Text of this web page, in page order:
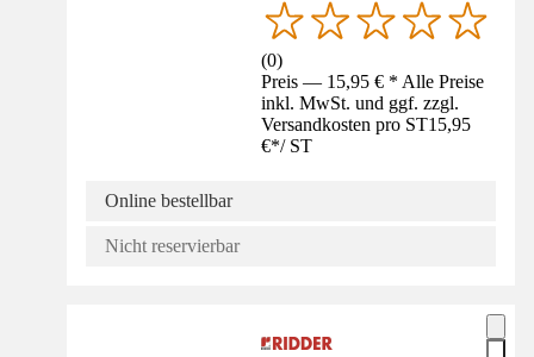
(0)
Preis — 15,95 € * Alle Preise
inkl. MwSt. und ggf. zzgl.
Versandkosten pro ST15,95
€*/ ST
Online bestellbar
Nicht reservierbar